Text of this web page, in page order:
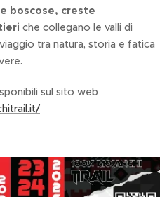
boscose, creste
che collegano le valli di
tra natura, storia e fatica
sul sito web